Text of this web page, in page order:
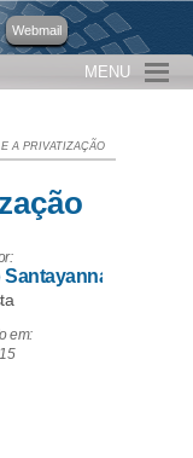
Webmail
MENU
A PRIVATIZAÇÃO
Santayanna
em: